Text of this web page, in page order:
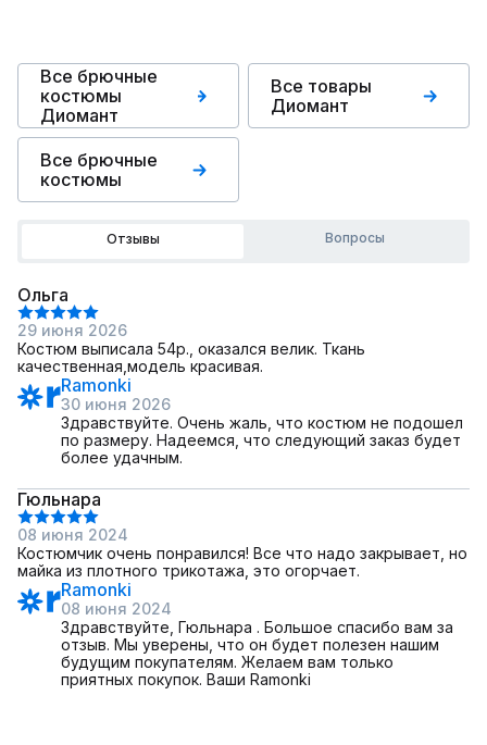
Все брючные
костюмы
Диомант
Все товары
Диомант
Все брючные
костюмы
Отзывы Вопросы
Ольга
29 июня 2026
Костюм выписала 54р., оказался велик. Ткань
качественная,модель красивая.
Ramonki
30 июня 2026
Здравствуйте. Очень жаль, что костюм не подошел
по размеру. Надеемся, что следующий заказ будет
более удачным.
Гюльнара
08 июня 2024
Костюмчик очень понравился! Все что надо закрывает, но
майка из плотного трикотажа, это огорчает.
Ramonki
08 июня 2024
Здравствуйте, Гюльнара . Большое спасибо вам за
отзыв. Мы уверены, что он будет полезен нашим
будущим покупателям. Желаем вам только
приятных покупок. Ваши Ramonki